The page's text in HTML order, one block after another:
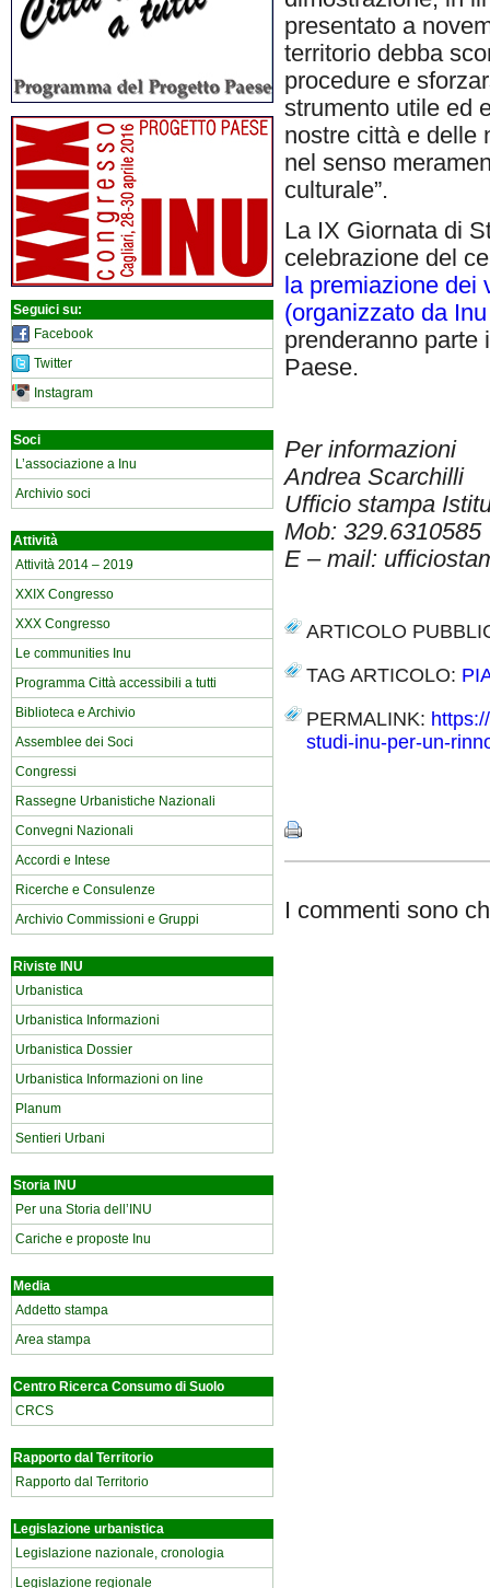
Seguici su:
Facebook
Twitter
Instagram
Soci
L’associazione a Inu
Archivio soci
Attività
Attività 2014 – 2019
XXIX Congresso
XXX Congresso
Le communities Inu
Programma Città accessibili a tutti
Biblioteca e Archivio
Assemblee dei Soci
Congressi
Rassegne Urbanistiche Nazionali
Convegni Nazionali
Accordi e Intese
Ricerche e Consulenze
Archivio Commissioni e Gruppi
Riviste INU
Urbanistica
Urbanistica Informazioni
Urbanistica Dossier
Urbanistica Informazioni on line
Planum
Sentieri Urbani
Storia INU
Per una Storia dell’INU
Cariche e proposte Inu
Media
Addetto stampa
Area stampa
Centro Ricerca Consumo di Suolo
CRCS
Rapporto dal Territorio
Rapporto dal Territorio
Legislazione urbanistica
Legislazione nazionale, cronologia
Legislazione regionale
presentato a
territorio debba
procedure e
strumento utile ed
nostre città e delle
nel senso
culturale”.
La IX Giornata di
celebrazione del
la premiazione
(organizzato da
prenderanno parte
Paese.
Per informazioni
Andrea Scarchilli
Ufficio stampa
Mob: 329.6310585
E – mail:
ARTICOLO
TAG ARTICOLO:
PERMALINK:
studi-inu-per-un-
I commenti sono